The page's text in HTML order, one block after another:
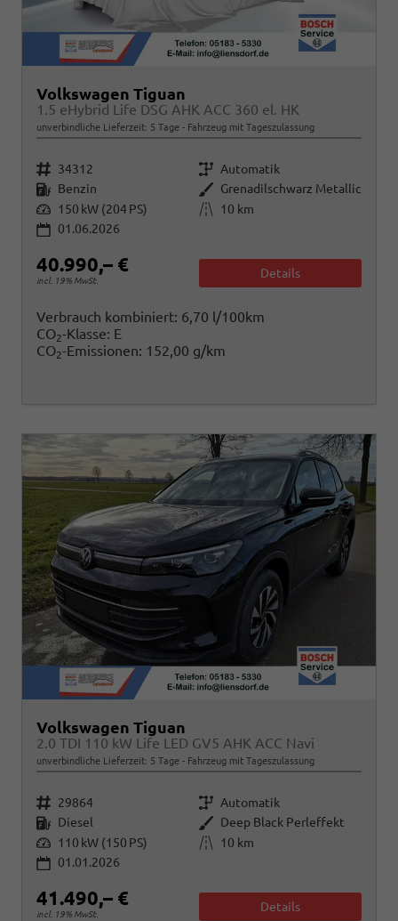
Volkswagen Tiguan
1.5 eHybrid Life DSG AHK ACC 360 el. HK
unverbindliche Lieferzeit: 5 Tage Fahrzeug mit Tageszulassung
Fahrzeugnr. 34312 Getriebe Automatik
Kraftstoff Benzin Außenfarbe Grenadilschwarz Metallic
Leistung 150 kW (204 PS) Kilometerstand
10 km
01.06.2026
40.990,– €
incl. 19% MwSt.
Details
Verbrauch kombiniert: 6,70 l/100km
CO2-Klasse: E
CO2-Emissionen: 152,00 g/km
Volkswagen Tiguan
2.0 TDI 110 kW Life LED GV5 AHK ACC Navi
unverbindliche Lieferzeit: 5 Tage Fahrzeug mit Tageszulassung
Fahrzeugnr. 29864 Getriebe Automatik
Kraftstoff Diesel Außenfarbe Deep Black Perleffekt
Leistung 110 kW (150 PS) Kilometerstand
10 km
01.01.2026
41.490,– €
incl. 19% MwSt.
Details